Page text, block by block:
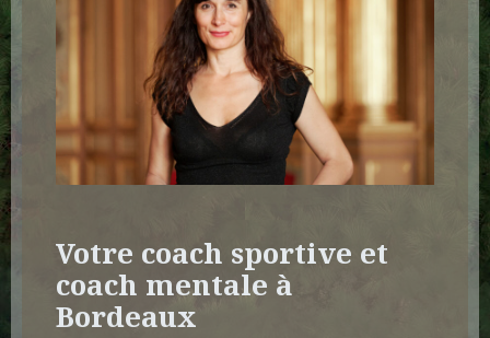
Votre coach sportive et
coach mentale à
Bordeaux